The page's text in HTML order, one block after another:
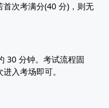
次考满分(40 分)，则无
分钟。考试流程固
入考场即可。